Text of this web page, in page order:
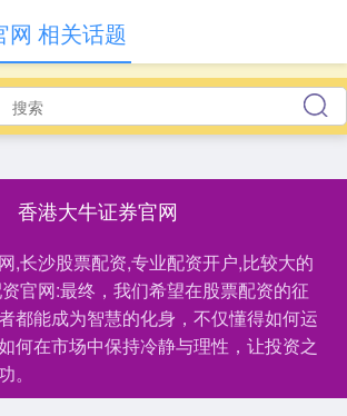
香港大牛证券官网
,长沙股票配资,专业配资开户,比较大的
官网:最终，我们希望在股票配资的征
都能成为智慧的化身，不仅懂得如何运
何在市场中保持冷静与理性，让投资之
。
网 相关话题